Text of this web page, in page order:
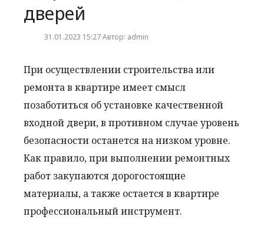
дверей
31.01.2023 15:27 Автор: admin
При осуществлении строительства или
ремонта в квартире имеет смысл
позаботиться об установке качественной
входной двери, в противном случае уровень
безопасности останется на низком уровне.
Как правило, при выполнении ремонтных
работ закупаются дорогостоящие
материалы, а также остается в квартире
профессиональный инструмент.